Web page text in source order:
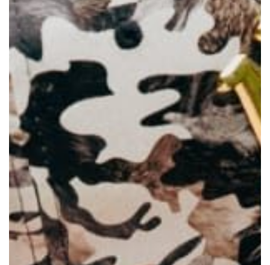
Nijmegen
Rotterdam
Utrecht
Over ons
Nieuwe vrijwilligers
Aannamebeleid
Formulieren
Gedragscode
Fondsen
ANBI
Jaarverslagen
Activiteiten
Nieuws